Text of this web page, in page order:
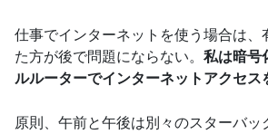
仕事でインターネットを使う場合は、
た方が後で問題にならない。 私は暗号
ルルーターでインターネットアクセス
原則、午前と午後は別々のスターバッ